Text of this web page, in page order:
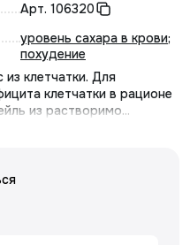
Арт. 106320
уровень сахара в крови;
похудение
из клетчатки. Для
клетчатки в рационе
из растворимо...